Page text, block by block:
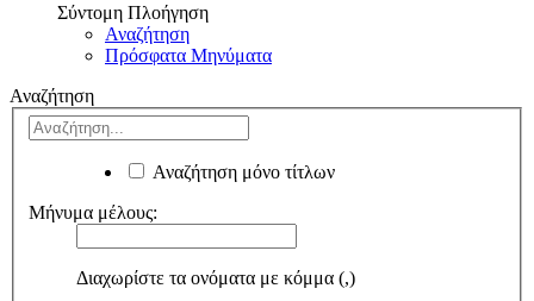
Σύντομη Πλοήγηση
Αναζήτηση
Πρόσφατα Μηνύματα
Αναζήτηση
Αναζήτηση μόνο τίτλων
Μήνυμα μέλους:
Διαχωρίστε τα ονόματα με κόμμα (,)